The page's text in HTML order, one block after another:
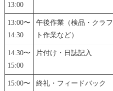
13:00
13:00〜
14:30
午後作業（検品・クラフ
ト作業など）
14:30〜
15:00
片付け・日誌記入
15:00〜
終礼・フィードバック